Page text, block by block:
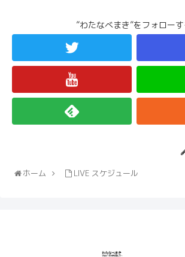
”わたなべまき”をフォロー
ホーム LIVE スケジュール